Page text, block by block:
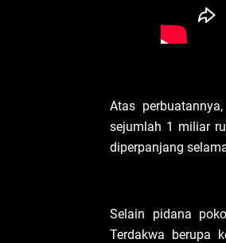
Atas
sejumlah 1 miliar
diperpanjang
Selain pidana
Terdakwa berupa